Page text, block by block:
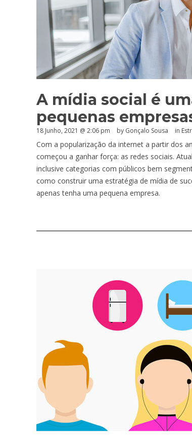
A mídia social é
pequenas
18 Junho, 2021 @ 2:06 pm by Gonçalo Sousa in
Com a popularização da internet a partir dos
começou a ganhar força: as redes sociais.
inclusive categorias com públicos bem
como construir uma estratégia de mídia de
apenas tenha uma pequena empresa.